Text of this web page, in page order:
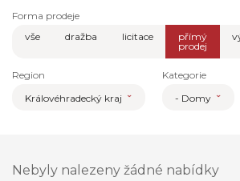
Forma prodeje
vše
dražba licitace
přímý
prodej
Region
Královéhradecký kraj
Kategorie
- Domy
Nebyly nalezeny žádné nabídky